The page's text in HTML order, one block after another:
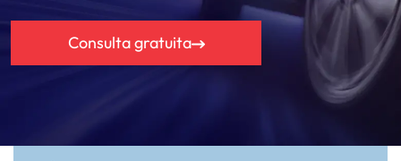
Consulta gratuita